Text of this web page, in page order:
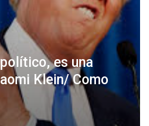
es una
Klein/ Como